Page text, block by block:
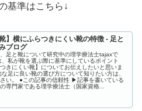
基準はこちら↓
靴】横にふらつきにくい靴の特徴 - 足と
ブログ
足と靴について研究中の理学療法士tajaxで
、私が靴を選ぶ際に基準にしているポイント
つきにくい靴】についてお伝えしたいと思いま
足に良い靴の選び方について知りたい方は、
い。 ●この記事の信頼性 ▶︎記事を書いている
専門家である理学療法士（国家資格...